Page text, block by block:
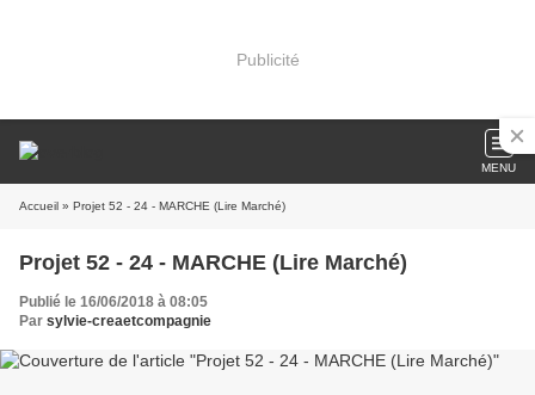
Publicité
MENU
Accueil » Projet 52 - 24 - MARCHE (Lire Marché)
Projet 52 - 24 - MARCHE (Lire Marché)
Publié le 16/06/2018 à 08:05
Par sylvie-creaetcompagnie